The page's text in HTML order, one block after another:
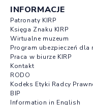
INFORMACJE
Patronaty KIRP
Księga Znaku KIRP
Wirtualne muzeum
Program ubezpieczeń dla
Praca w biurze KIRP
Kontakt
RODO
Kodeks Etyki Radcy
BIP
Information in English